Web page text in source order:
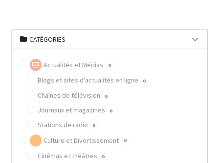
CATÉGORIES
Actualités et Médias 0
Blogs et sites d'actualités en ligne 0
Chaînes de télévision 0
Journaux et magazines 0
Stations de radio 0
Culture et Divertissement 0
Cinémas et théâtres 0